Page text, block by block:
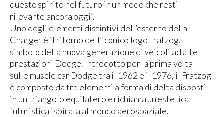
questo spirito nel futuro in un modo che resti
rilevante ancora oggi”.
Uno degli elementi distintivi dell’esterno della
Charger è il ritorno dell’iconico logo Fratzog,
simbolo della nuova generazione di veicoli ad alte
prestazioni Dodge. Introdotto per la prima volta
sulle muscle car Dodge tra il 1962 e il 1976, il Fratzog
è composto da tre elementi a forma di delta disposti
in un triangolo equilatero e richiama un’estetica
futuristica ispirata al mondo aerospaziale.